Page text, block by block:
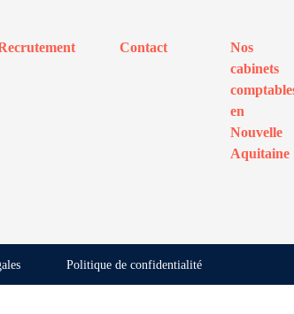
Contact
Nos
cabinets
en
Nouvelle
Aquitaine
Politique de confidentialité